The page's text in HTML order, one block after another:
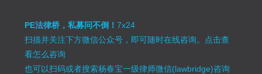
PE法律桥，私募问不倒！7x24
扫描并关注下方微信公众号，即可随时在线咨询。 点击查
看怎么咨询
也可以扫码或者搜索杨春宝一级律师微信(lawbridge)咨询